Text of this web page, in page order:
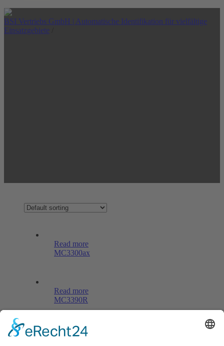
BSI Vertriebs GmbH | Automatische Identifikation für vielfältige
Einsatzgebiete
Read more
MC3300ax
Read more
MC3390R